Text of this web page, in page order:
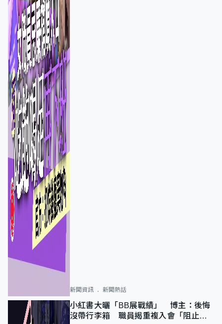
新聞資訊 新聞熱話
小紅書大曬「BB展戰績」 博主：後悔
沒帶行李箱 職員揭重複入會「阻止唔